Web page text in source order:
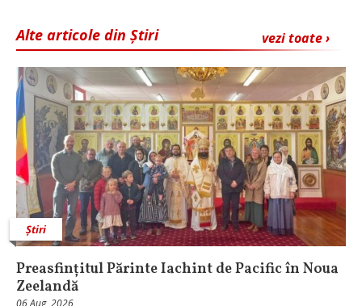
vezi toate ›
Alte articole din Știri
Știri
Preasfințitul Părinte Iachint de Pacific în Noua
Zeelandă
06 Aug, 2026